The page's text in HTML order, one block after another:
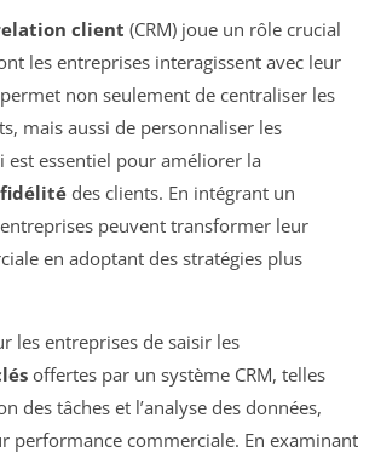
client (CRM) joue un rôle crucial
les entreprises interagissent avec leur
non seulement de centraliser les
mais aussi de personnaliser les
est essentiel pour améliorer la
fidélité des clients. En intégrant un
peuvent transformer leur
en adoptant des stratégies plus
les entreprises de saisir les
offertes par un système CRM, telles
des tâches et l’analyse des données,
performance commerciale. En examinant